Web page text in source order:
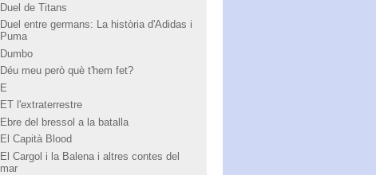
Duel de Titans
Duel entre germans: La història d'Adidas i
Puma
Dumbo
Déu meu però què t'hem fet?
E
ET l'extraterrestre
Ebre del bressol a la batalla
El Capità Blood
El Cargol i la Balena i altres contes del
mar